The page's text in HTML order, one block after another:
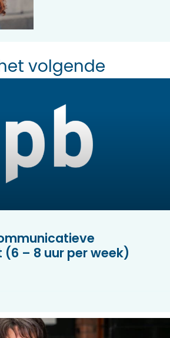
volgende
– 8 uur per week)